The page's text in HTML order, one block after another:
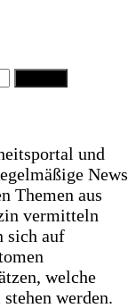
und
News
Themen aus
vermitteln
sich auf
welche
werden.